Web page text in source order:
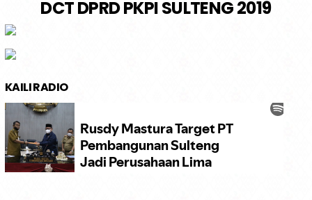
DCT DPRD PKPI SULTENG 2019
KAILI RADIO